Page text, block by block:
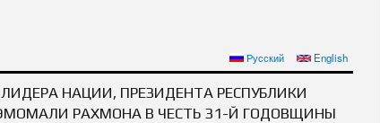
ТОҶИКИСТОН, ПЕШВОИ МИЛЛАТ МУҲТАРАМ ЭМОМАЛӢ РАҲМОН БА
МУНОСИБАТИ 31-СОЛАГИИ ИСТИҚЛОЛИ ДАВЛАТӢ
Русский English
НАЦИИ, ПРЕЗИДЕНТА РЕСПУБЛИКИ
РАХМОНА В ЧЕСТЬ 31-Й ГОДОВЩИНЫ